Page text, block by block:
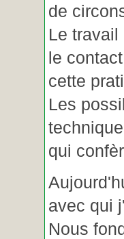
de
Le
le
cette
Les
qui
avec qui
Nous